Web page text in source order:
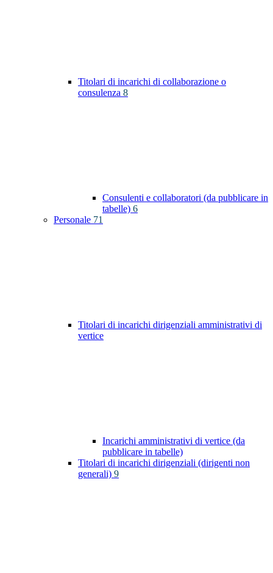
Titolari di incarichi di collaborazione o
consulenza 8
Consulenti e collaboratori (da pubblicare in
tabelle) 6
Personale 71
Titolari di incarichi dirigenziali amministrativi di
vertice
Incarichi amministrativi di vertice (da
pubblicare in tabelle)
Titolari di incarichi dirigenziali (dirigenti non
generali) 9